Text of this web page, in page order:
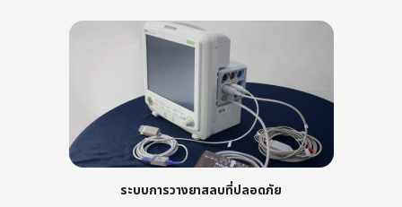
ระบบการวางยาสลบที่ปลอดภัย